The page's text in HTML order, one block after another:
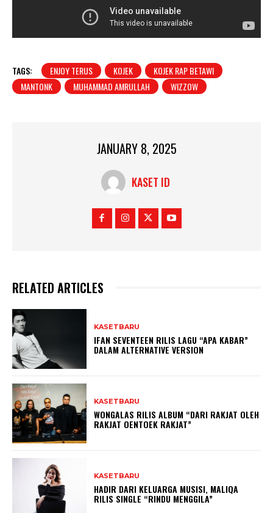
TAGS: ENJOY TERUS KOJEK
KOJEK RAP BETAWI
MANTONK
MUHAMMAD AMRULLAH WIZZOW
JANUARY 8, 2025
KASET ID
RELATED ARTICLES
KASETBARU
IFAN SEVENTEEN RILIS LAGU “APA KABAR”
DALAM ALTERNATIVE VERSION
KASETBARU
WONGALAS RILIS ALBUM “DARI RAKJAT OLEH
RAKJAT OENTOEK RAKJAT”
KASETBARU
HADIR DARI KELUARGA MUSISI, MALIQA
RILIS SINGLE “RINDU MENGGILA”